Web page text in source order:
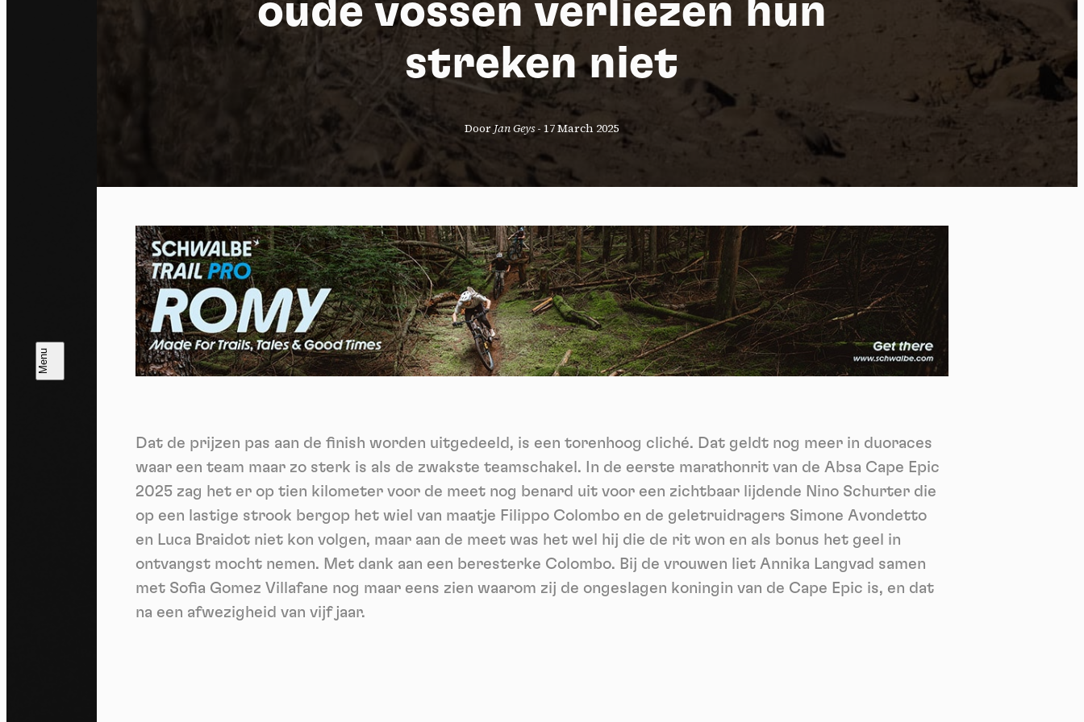
oude vossen verliezen hun
streken niet
Door Jan Geys-17 March 2025
Dat de prijzen pas aan de finish worden uitgedeeld, is een torenhoog cliché. Dat geldt nog meer in duoraces
waar een team maar zo sterk is als de zwakste teamschakel. In de eerste marathonrit van de Absa Cape Epic
2025 zag het er op tien kilometer voor de meet nog benard uit voor een zichtbaar lijdende Nino Schurter die
op een lastige strook bergop het wiel van maatje Filippo Colombo en de geletruidragers Simone Avondetto
en Luca Braidot niet kon volgen, maar aan de meet was het wel hij die de rit won en als bonus het geel in
ontvangst mocht nemen. Met dank aan een beresterke Colombo. Bij de vrouwen liet Annika Langvad samen
met Sofia Gomez Villafane nog maar eens zien waarom zij de ongeslagen koningin van de Cape Epic is, en dat
na een afwezigheid van vijf jaar.
Ik ga akkoord met het ontvangen van deze nieuwsbrief en begrijp dat ik me op elk moment
Aanmelden
Cookies management panel
Privacy policy
Allow all cookies Deny all cookies
Videos
Vimeo disallowed - This service can install 8 cookies.
Allow Deny
YouTube disallowed -This service can install 4 cookies.
Allow Deny